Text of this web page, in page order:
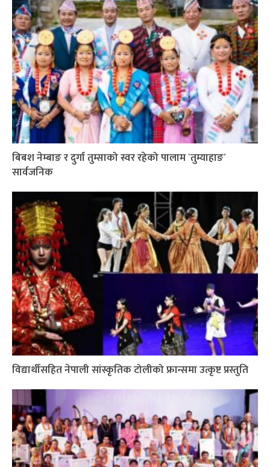
बिबश नेम्बाङ र दुर्गा तुम्साको स्वर रहेको पालाम `तुम्याहाङ´
सार्वजनिक
विद्यार्थीसहित नेपाली सांस्कृतिक टोलीको फ्रान्समा उत्कृष्ट प्रस्तुति